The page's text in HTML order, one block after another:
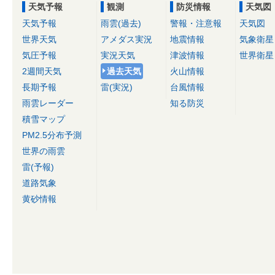
天気予報
天気予報
世界天気
気圧予報
2週間天気
長期予報
雨雲レーダー
積雪マップ
PM2.5分布予測
世界の雨雲
雷(予報)
道路気象
黄砂情報
観測
雨雲(過去)
アメダス実況
実況天気
過去天気
雷(実況)
防災情報
警報・注意報
地震情報
津波情報
火山情報
台風情報
知る防災
天気図
天気図
気象衛星
世界衛星